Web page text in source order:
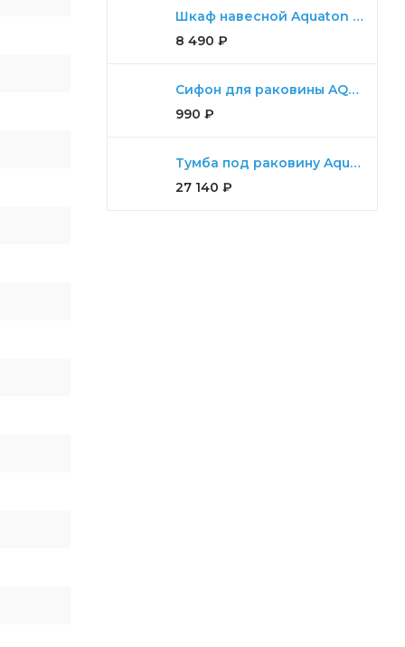
Шкаф навесной Aquaton Либерти дуб эльвезия
8 490 ₽
Сифон для раковины AQUATON универсальный
990 ₽
Тумба под раковину Aquaton Мадрид 100 М 2 ящика белый
27 140 ₽